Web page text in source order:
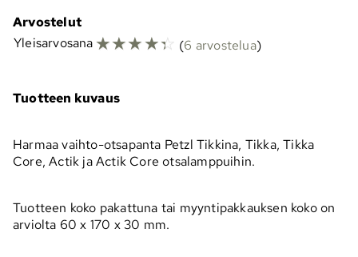
Arvostelut
Yleisarvosana ☆☆☆☆☆ (6 arvostelua)
Tuotteen kuvaus
Harmaa vaihto-otsapanta Petzl Tikkina, Tikka, Tikka
Core, Actik ja Actik Core otsalamppuihin.
Tuotteen koko pakattuna tai myyntipakkauksen koko on
arviolta 60 x 170 x 30 mm.